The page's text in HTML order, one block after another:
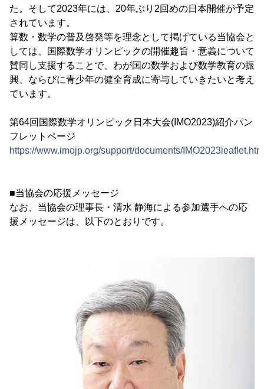
た。そして2023年には、20年ぶり2回めの日本開催が予定
されています。
算数・数学の普及啓発等を理念として掲げている当協会と
しては、国際数学オリンピックの開催趣旨・意義について
賛同し支援することで、わが国の数学および数学教育の振
興、ならびに青少年の健全育成に寄与していきたいと考え
ています。
第64回国際数学オリンピック日本大会(IMO2023)紹介パン
フレットページ
https://www.imojp.org/support/documents/
■当協会の応援メッセージ
なお、当協会の理事長・清水 静海による参加選手への応
援メッセージは、以下のとおりです。